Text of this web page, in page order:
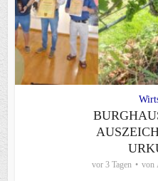
vor 3 Tagen von